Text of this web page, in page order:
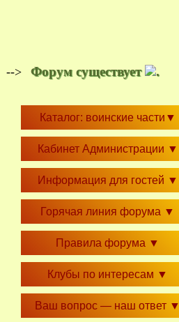
--> Форум существует .
Каталог: воинские части ▼
Кабинет Администрации ▼
Информация для гостей ▼
Горячая линия форума ▼
Правила форума ▼
Клубы по интересам ▼
Ваш вопрос — наш ответ ▼